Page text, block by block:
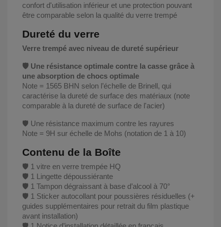
confort d'utilisation inférieur et une protection pouvant
être comparable selon la qualité du verre trempé
Dureté du verre
Verre trempé avec niveau de dureté supérieur
🛡️ Une résistance optimale contre la casse grâce à
une absorption de chocs optimale
Note = 1565 BHN selon l’échelle de Brinell, qui
caractérise la dureté de surface des matériaux (note
comparable à la dureté de surface de l'acier)
🛡️ Une résistance maximum contre les rayures
Note = 9H sur échelle de Mohs (notation de 1 à 10)
Contenu de la Boîte
🛡️ 1 vitre en verre trempée HQ
🛡️ 1 Lingette dépoussiérante
🛡️ 1 Tampon dégraissant à base d’alcool à 70°
🛡️ 1 Sticker autocollant pour poussières résiduelles (+
guides supplémentaires pour retrait du film plastique
avant installation)